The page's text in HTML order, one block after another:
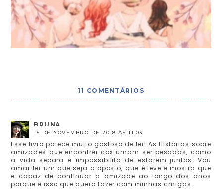
11 COMENTÁRIOS
BRUNA
15 DE NOVEMBRO DE 2018 ÀS 11:03
Esse livro parece muito gostoso de ler! As Histórias sobre
amizades que encontrei costumam ser pesadas, como
a vida separa e impossibilita de estarem juntos. Vou
amar ler um que seja o oposto, que é leve e mostra que
é capaz de continuar a amizade ao longo dos anos
porque é isso que quero fazer com minhas amigas.